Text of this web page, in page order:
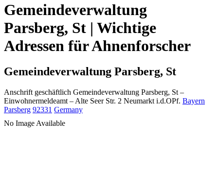
Gemeindeverwaltung
Parsberg, St | Wichtige
Adressen für Ahnenforscher
Gemeindeverwaltung Parsberg, St
Anschrift geschäftlich Gemeindeverwaltung Parsberg, St –
Einwohnermeldeamt – Alte Seer Str. 2 Neumarkt i.d.OPf. Bayern
Parsberg 92331 Germany
No Image Available